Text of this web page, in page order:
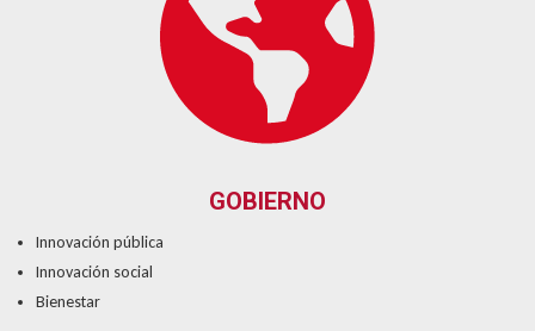
GOBIERNO
Innovación pública
Innovación social
Bienestar